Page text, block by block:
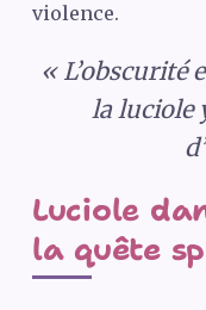
violence.
« L’obscurité
la luciole
Luciole
la quête